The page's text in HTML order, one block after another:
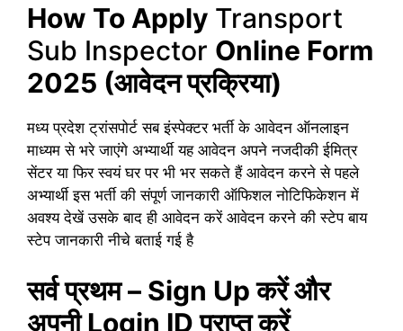
How To Apply Transport
Sub Inspector Online Form
2025 (आवेदन प्रक्रिया)
मध्य प्रदेश ट्रांसपोर्ट सब इंस्पेक्टर भर्ती के आवेदन ऑनलाइन
माध्यम से भरे जाएंगे अभ्यार्थी यह आवेदन अपने नजदीकी ईमित्र
सेंटर या फिर स्वयं घर पर भी भर सकते हैं आवेदन करने से पहले
अभ्यार्थी इस भर्ती की संपूर्ण जानकारी ऑफिशल नोटिफिकेशन में
अवश्य देखें उसके बाद ही आवेदन करें आवेदन करने की स्टेप बाय
स्टेप जानकारी नीचे बताई गई है
सर्व प्रथम – Sign Up करें और
अपनी Login ID प्राप्त करें